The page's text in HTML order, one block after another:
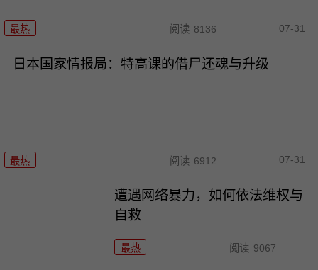
最热 阅读 8136 07-31
日本国家情报局：特高课的借尸还魂与升级
最热 阅读 6912 07-31
遭遇网络暴力，如何依法维权与
自救
最热 阅读 9067